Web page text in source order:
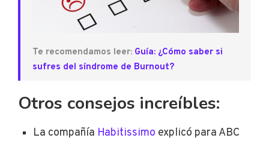
Te recomendamos leer: Guía: ¿Cómo saber si
sufres del síndrome de Burnout?
Otros consejos increíbles:
La compañía Habitissimo explicó para ABC